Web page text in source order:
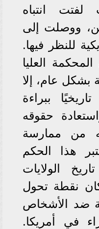
لفتت انتباه
ووصلت إلى
للنظر فيها.
العليا
بشكل عام، إلا
ببراءة
حقوقه
من ممارسة
هذا الحكم
الولايات
نقطة تحول
ضد الأشخاص
في أمريكا.